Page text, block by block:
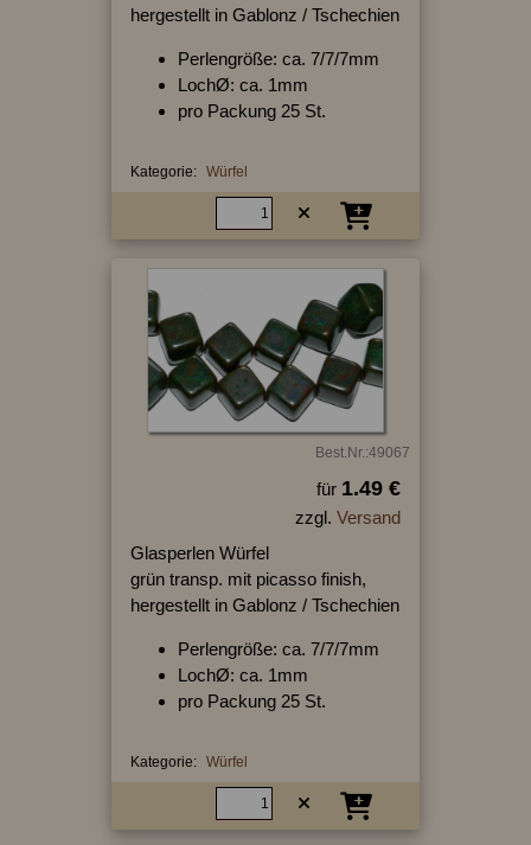
hergestellt in Gablonz / Tschechien
Perlengröße: ca. 7/7/7mm
LochØ: ca. 1mm
pro Packung 25 St.
Kategorie: Würfel
Best.Nr.:49067
für 1.49 €
zzgl. Versand
Glasperlen Würfel
grün transp. mit picasso finish,
hergestellt in Gablonz / Tschechien
Perlengröße: ca. 7/7/7mm
LochØ: ca. 1mm
pro Packung 25 St.
Kategorie: Würfel